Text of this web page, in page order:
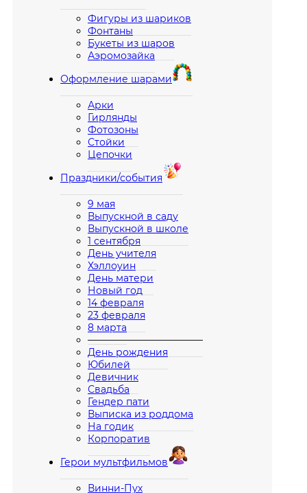
Фигуры из шариков
Фонтаны
Букеты из шаров
Аэромозайка
Оформление шарами
Арки
Гирлянды
Фотозоны
Стойки
Цепочки
Праздники/события
9 мая
Выпускной в саду
Выпускной в школе
1 сентября
День учителя
Хэллоуин
День матери
Новый год
14 февраля
23 февраля
8 марта
————————————
День рождения
Юбилей
Девичник
Свадьба
Гендер пати
Выписка из роддома
На годик
Корпоратив
Герои мультфильмов
Винни-Пух